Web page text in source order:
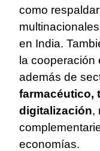
como
en India.
la cooperación
además de
farmacéutico,
digitalización,
economías.